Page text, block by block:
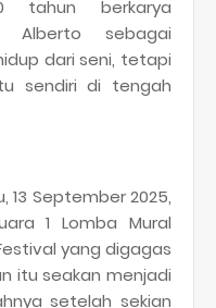
tahun berkarya
Alberto sebagai
dari seni, tetapi
sendiri di tengah
13 September 2025,
1 Lomba Mural
yang digagas
itu seakan menjadi
setelah sekian